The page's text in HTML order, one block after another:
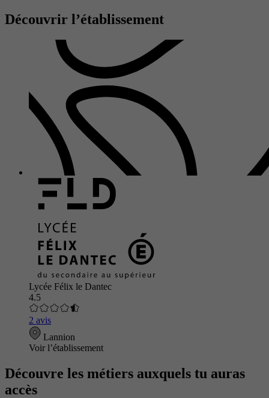
Découvrir l’établissement
Lycée Félix le Dantec
4.5
2 avis
Lannion
Voir l’établissement
Découvre les métiers auxquels tu auras
accès